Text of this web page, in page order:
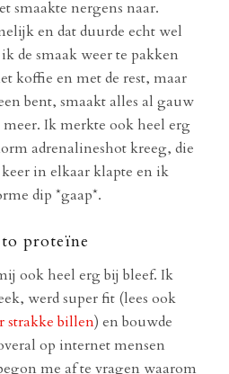
smaakte nergens naar.
en dat duurde echt wel
de smaak weer te pakken
koffie en met de rest, maar
bent, smaakt alles al gauw
Ik merkte ook heel erg
adrenalineshot kreeg, die
in elkaar klapte en ik
dip *gaap*.
proteïne
ook heel erg bij bleef. Ik
werd super fit (lees ook
strakke billen) en bouwde
op internet mensen
me af te vragen waarom